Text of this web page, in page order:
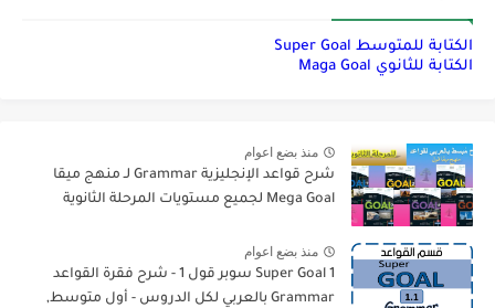
الكتابة للمتوسط Super Goal
الكتابة للثانوي Maga Goal
منذ بضع اعوام
شرح قواعد الإنجليزية Grammar لـ منهج ميقا
Mega Goal لجميع مستويات المرحلة الثانوية
منذ بضع اعوام
Super Goal 1 سوبر قول 1 - شرح فقرة القواعد
Grammar بالعربي لكل الدروس - أول متوسط,